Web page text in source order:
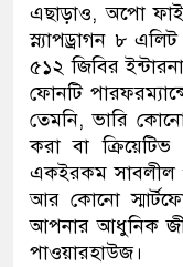
এছাড়াও, অপো
স্ন্যাপড্রাগন ৮
৫১২ জিবির
ফোনটি
তেমনি, ভারি কোনো
করা বা
একইরকম সাবলীল ও
আর কোনো
আপনার আধুনিক
পাওয়ারহাউজ।